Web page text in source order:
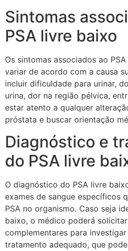
Sintomas
PSA livre baixo
Os sintomas associados ao
variar de acordo com a causa
incluir dificuldade para urinar,
urina, dor na região pélvica,
estar atento a qualquer
próstata e buscar orientação
Diagnóstico e
do PSA livre
O diagnóstico do PSA livre
exames de sangue específicos
PSA no organismo. Caso seja
baixo, o médico poderá
complementares para
tratamento adequado, que